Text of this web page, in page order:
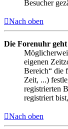
Besucher
Nach oben
Die Forenuhr geht
eigenen
Bereich“ die
Zeit, ...)
registrierten
registriert
Nach oben